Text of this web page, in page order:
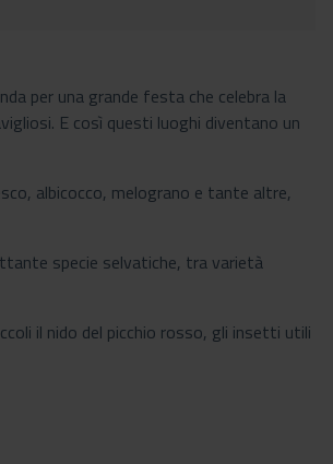
per una grande festa che celebra la
E così questi luoghi diventano un
albicocco, melograno e tante altre,
specie selvatiche, tra varietà
il nido del picchio rosso, gli insetti utili